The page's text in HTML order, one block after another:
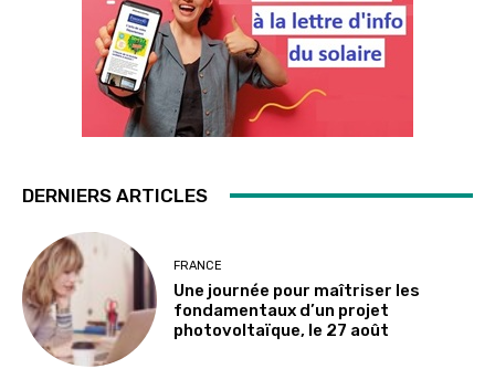
DERNIERS ARTICLES
FRANCE
Une journée pour maîtriser les
fondamentaux d’un projet
photovoltaïque, le 27 août